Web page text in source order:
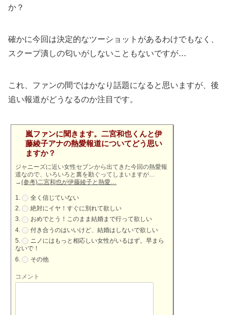
か？
確かに今回は決定的なツーショットがあるわけでもなく、
スクープ潰しの匂いがしないこともないですが…
これ、ファンの間ではかなり話題になると思いますが、後
追い報道がどうなるのか注目です。
嵐ファンに聞きます。二宮和也くんと伊
藤綾子アナの熱愛報道についてどう思い
ますか？
ジャニーズに近い女性セブンから出てきた今回の熱愛報
道なので、いろいろと裏を勘ぐってしまいますが…
→(参考)二宮和也が伊藤綾子と熱愛…
全く信じていない
絶対にイヤ！すぐに別れて欲しい
おめでとう！このまま結婚まで行って欲しい
付き合うのはいいけど、結婚はしないで欲しい
ニノにはもっと相応しい女性がいるはず。早まら
ないで！
その他
コメント